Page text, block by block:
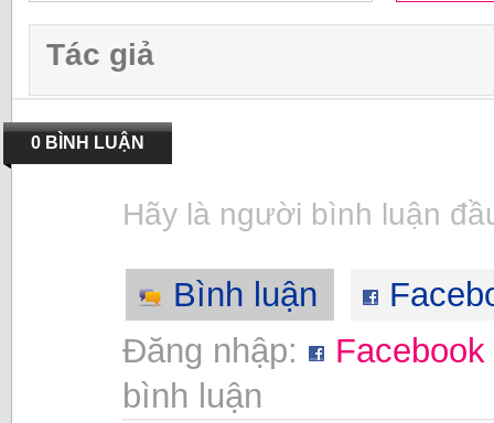
Tác giả
0 BÌNH LUẬN
Hãy là người bình luận
Bình luận
Đăng nhập:
Facebook
bình luận